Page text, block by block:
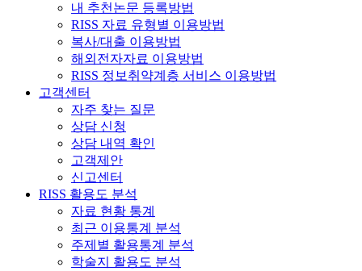
내 추천논문 등록방법
RISS 자료 유형별 이용방법
복사/대출 이용방법
해외전자자료 이용방법
RISS 정보취약계층 서비스 이용방법
고객센터
자주 찾는 질문
상담 신청
상담 내역 확인
고객제안
신고센터
RISS 활용도 분석
자료 현황 통계
최근 이용통계 분석
주제별 활용통계 분석
학술지 활용도 분석